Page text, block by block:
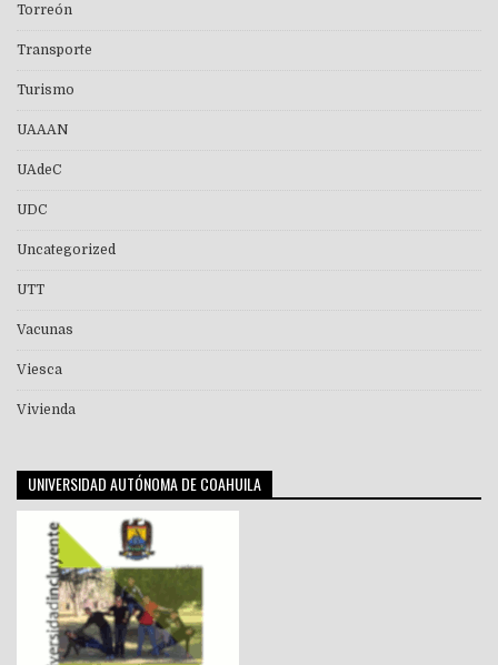
Torreón
Transporte
Turismo
UAAAN
UAdeC
UDC
Uncategorized
UTT
Vacunas
Viesca
Vivienda
UNIVERSIDAD AUTÓNOMA DE COAHUILA